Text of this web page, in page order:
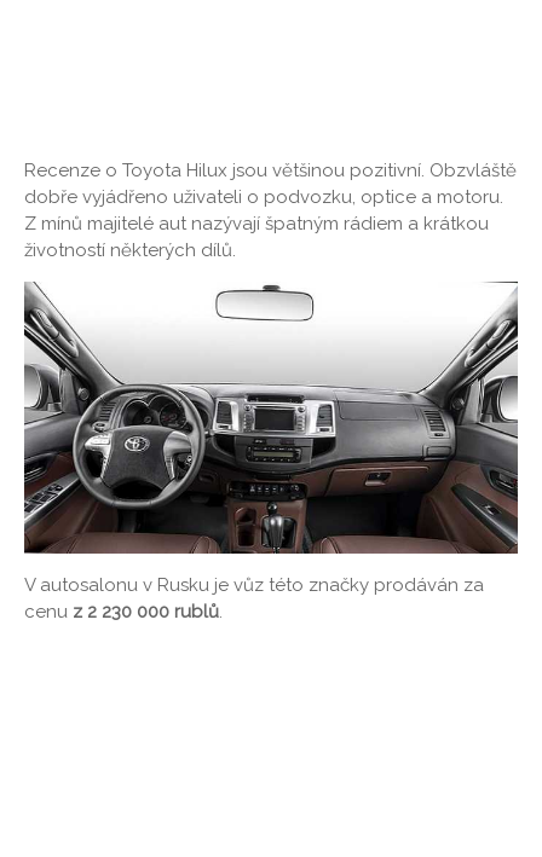
Recenze o Toyota Hilux jsou většinou pozitivní. Obzvláště
dobře vyjádřeno uživateli o podvozku, optice a motoru.
Z mínů majitelé aut nazývají špatným rádiem a krátkou
životností některých dílů.
V autosalonu v Rusku je vůz této značky prodáván za
cenu z 2 230 000 rublů.